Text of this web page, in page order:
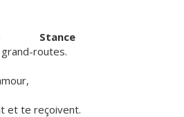
Stance
routes.
et te reçoivent.